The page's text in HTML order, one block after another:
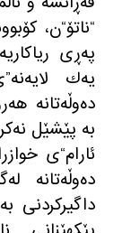
“ناتۆ“ن،
پهڕی ریاكاریه
یهك لایهنه‌”
دهوڵهتانه هه
به پێشێل نه
ئارام“ی
دهوڵهتانه له
داگیركردنی به